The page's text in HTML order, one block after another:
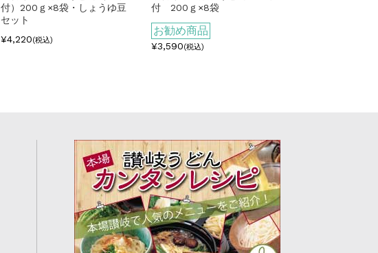
付）200ｇ×8袋・しょうゆ豆
セット
¥4,220(税込)
付 200ｇ×8袋
お勧め商品
¥3,590(税込)